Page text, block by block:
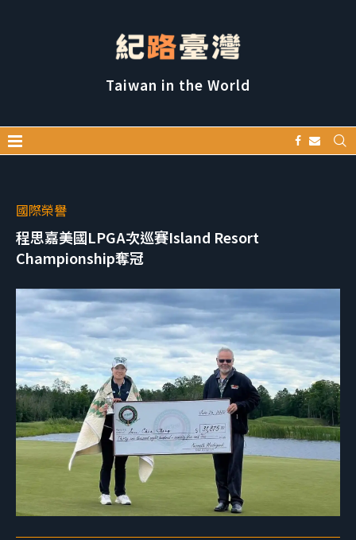
Taiwan in the World
國際榮譽
程思嘉美國LPGA次巡賽Island Resort
Championship奪冠